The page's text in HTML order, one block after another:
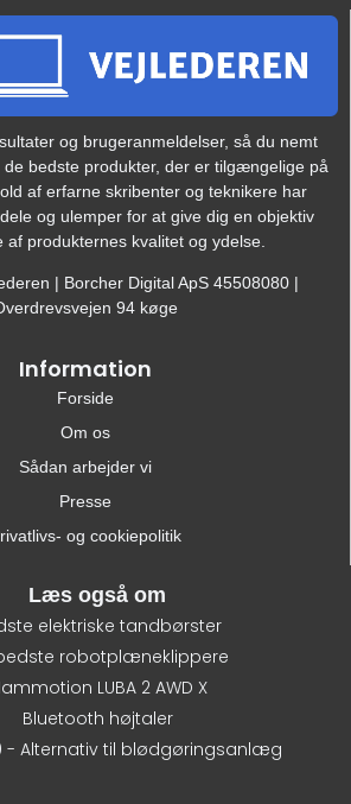
og brugeranmeldelser, så du nemt
bedste produkter, der er tilgængelige på
af erfarne skribenter og teknikere har
og ulemper for at give dig en objektiv
af produkternes kvalitet og ydelse.
| Borcher Digital ApS 45508080 |
94 køge
Information
Forside
Om os
Sådan arbejder vi
Presse
og cookiepolitik
Læs også om
elektriske tandbørster
robotplæneklippere
LUBA 2 AWD X
Bluetooth højtaler
- Alternativ til blødgøringsanlæg